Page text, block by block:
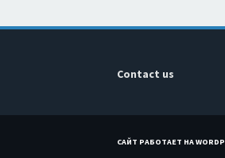
Contact us
САЙТ РАБОТАЕТ НА